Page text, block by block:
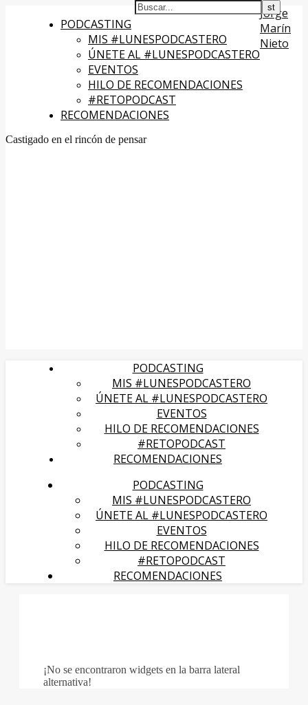
PODCASTING
MIS #LUNESPODCASTERO
ÚNETE AL #LUNESPODCASTERO
EVENTOS
HILO DE RECOMENDACIONES
#RETOPODCAST
RECOMENDACIONES
Jorge
Marín
Nieto
Castigado en el rincón de pensar
PODCASTING
MIS #LUNESPODCASTERO
ÚNETE AL #LUNESPODCASTERO
EVENTOS
HILO DE RECOMENDACIONES
#RETOPODCAST
RECOMENDACIONES
PODCASTING
MIS #LUNESPODCASTERO
ÚNETE AL #LUNESPODCASTERO
EVENTOS
HILO DE RECOMENDACIONES
#RETOPODCAST
RECOMENDACIONES
¡No se encontraron widgets en la barra lateral
alternativa!